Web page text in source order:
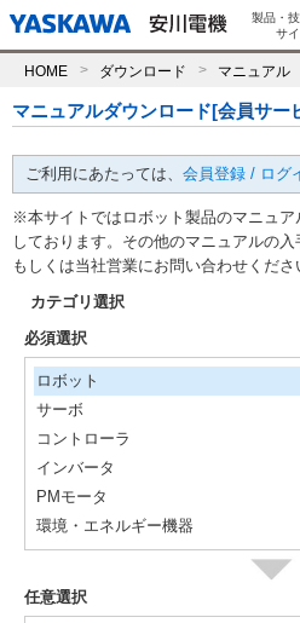
製品・
サ
HOME ダウンロード マニュアル
マニュアルダウンロード[会員サー
ご利用にあたっては、 会員登録 / ログ
※本サイトではロボット製品のマニュ
しております。その他のマニュアルの
もしくは当社営業にお問い合わせくださ
カテゴリ選択
必須選択
ロボット
サーボ
コントローラ
インバータ
PMモータ
環境・エネルギー機器
任意選択